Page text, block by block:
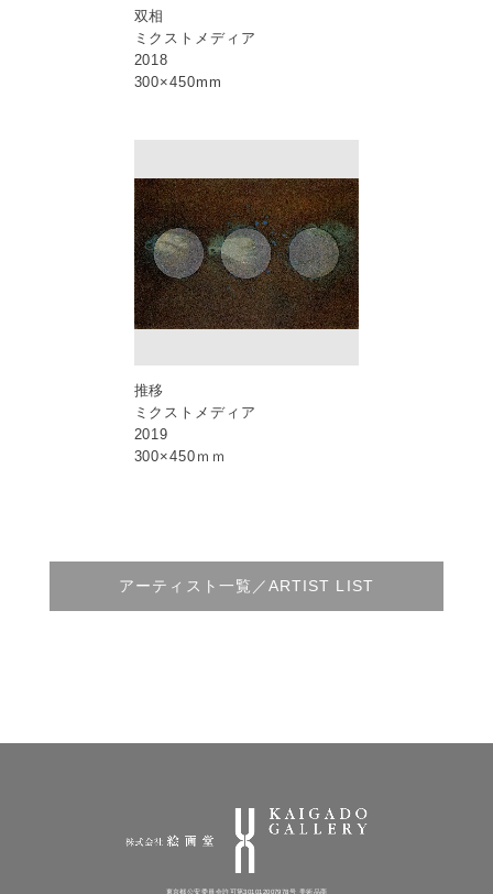
双相
ミクストメディア
2018
300×450mm
推移
ミクストメディア
2019
300×450ｍｍ
アーティスト一覧／ARTIST LIST
東京都公安委員会許可第301012007978号 美術品商